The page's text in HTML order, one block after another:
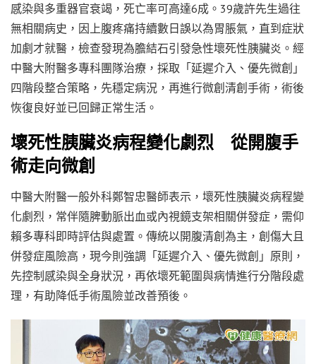
感染與多重器官衰竭，死亡率可高達6成。39歲許先生過往
無相關病史，因上腹疼痛持續數日誤以為胃脹氣，直到症狀
加劇才就醫，檢查發現為膽結石引發急性壞死性胰臟炎。經
中醫大附醫多專科團隊治療，採取「延遲介入、優先微創」
四階段整合策略，先穩定病況，再進行微創清創手術，術後
恢復良好並已回歸正常生活。
壞死性胰臟炎病程變化劇烈 從開腹手
術走向微創
中醫大附醫一般外科鄭智忠醫師表示，壞死性胰臟炎病程變
化劇烈，常伴隨脾動脈出血或內視鏡支架相關併發症，需仰
賴多專科即時評估與處置。傳統以開腹清創為主，創傷大且
併發症風險高，現今則強調「延遲介入、優先微創」原則，
先控制感染與全身狀況，再依壞死範圍與病情進行分階段處
理，有助降低手術風險並改善預後。